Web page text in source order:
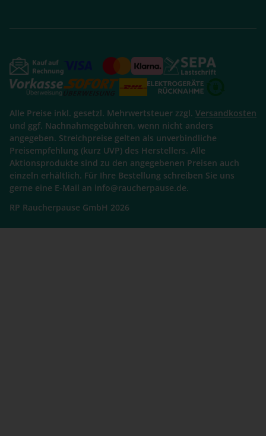
Alle Preise inkl. gesetzl. Mehrwertsteuer zzgl. Versandkosten
und ggf. Nachnahmegebühren, wenn nicht anders
angegeben. Streichpreise gelten als unverbindliche
Preisempfehlung (kurz UVP) des Herstellers. Alle
Aktionsprodukte sind zu den angegebenen Preisen auch
einzeln erhältlich. Für Ihre Bestellung schreiben Sie uns
gerne eine E-Mail an info@raucherpause.de.
RP Raucherpause GmbH 2026